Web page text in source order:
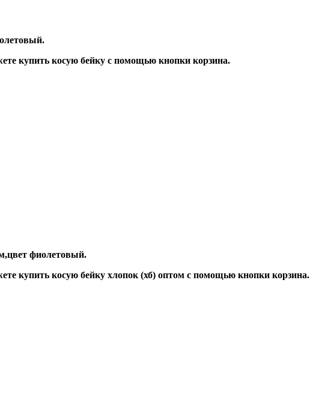
купить косую бейку с помощью кнопки корзина.
фиолетовый.
купить косую бейку хлопок (хб) оптом с помощью кнопки корзина.